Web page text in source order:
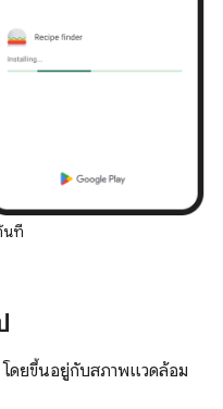
นที
ดยขึ้นอยู่กับสภาพแวดล้อม